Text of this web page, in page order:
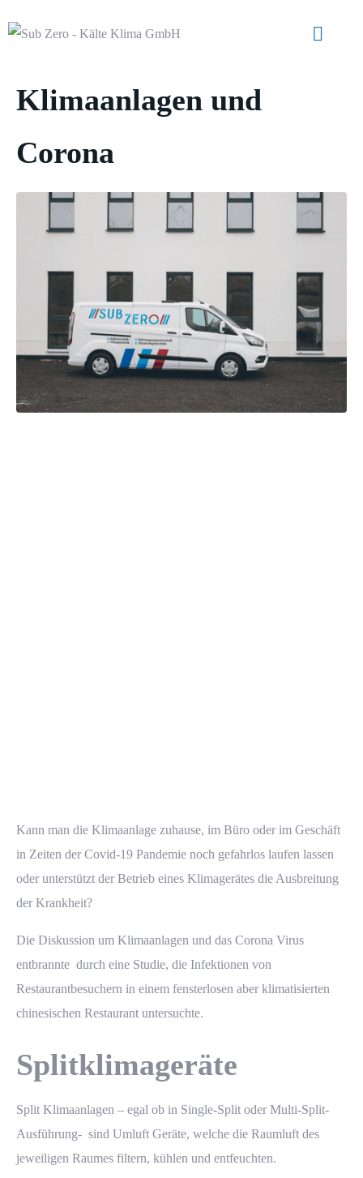
Klimaanlagen und
Corona
Kann man die Klimaanlage zuhause, im Büro oder im Geschäft
in Zeiten der Covid-19 Pandemie noch gefahrlos laufen lassen
oder unterstützt der Betrieb eines Klimagerätes die Ausbreitung
der Krankheit?
Die Diskussion um Klimaanlagen und das Corona Virus
entbrannte durch eine Studie, die Infektionen von
Restaurantbesuchern in einem fensterlosen aber klimatisierten
chinesischen Restaurant untersuchte.
Splitklimageräte
Split Klimaanlagen – egal ob in Single-Split oder Multi-Split-
Ausführung- sind Umluft Geräte, welche die Raumluft des
jeweiligen Raumes filtern, kühlen und entfeuchten.